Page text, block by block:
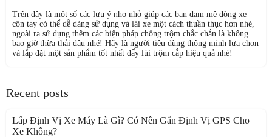
Trên đây là một số các lưu ý nho nhỏ giúp các bạn đam mê dòng xe
côn tay có thể dễ dàng sử dụng và lái xe một cách thuần thục hơn nhé,
ngoài ra sử dụng thêm các biện pháp chống trộm chắc chắn là không
bao giờ thừa thải đâu nhé! Hãy là người tiêu dùng thông minh lựa chọn
và lắp đặt một sản phẩm tốt nhất đẩy lùi trộm cắp hiệu quả nhé!
Recent posts
Lắp Định Vị Xe Máy Là Gì? Có Nên Gắn Định Vị GPS Cho
Xe Không?